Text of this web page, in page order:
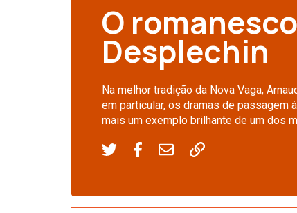
O
Desplechin
Na melhor tradição da Nova Vaga,
em particular, os dramas de passagem
mais um exemplo brilhante de um dos